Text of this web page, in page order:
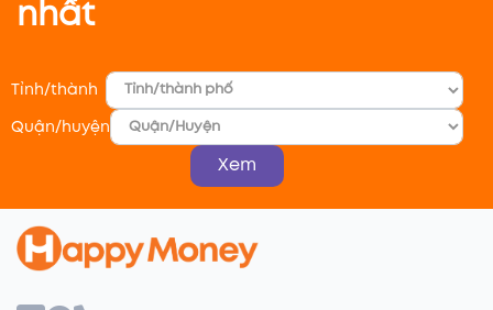
nhất
Tỉnh/thành
Quận/huyện
Xem